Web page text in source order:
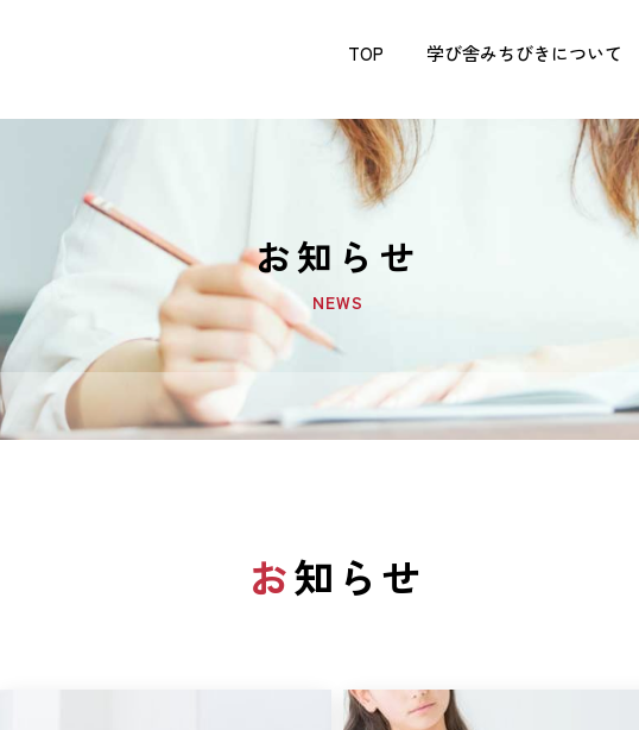
TOP 学び舎みちびきについて
お知らせ
NEWS
お知らせ